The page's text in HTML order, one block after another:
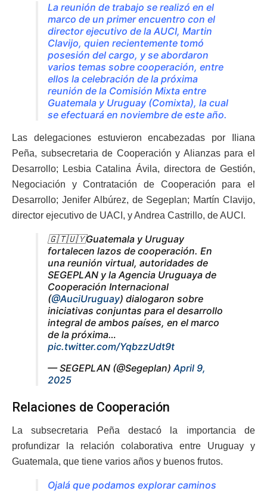
La reunión de trabajo se realizó en el
marco de un primer encuentro con el
director ejecutivo de la AUCI, Martin
Clavijo, quien recientemente tomó
posesión del cargo, y se abordaron
varios temas sobre cooperación, entre
ellos la celebración de la próxima
reunión de la Comisión Mixta entre
Guatemala y Uruguay (Comixta), la cual
se efectuará en noviembre de este año.
Las delegaciones estuvieron encabezadas por Iliana
Peña, subsecretaria de Cooperación y Alianzas para el
Desarrollo; Lesbia Catalina Ávila, directora de Gestión,
Negociación y Contratación de Cooperación para el
Desarrollo; Jenifer Albúrez, de Segeplan; Martín Clavijo,
director ejecutivo de UACI, y Andrea Castrillo, de AUCI.
🇬🇹🇺🇾Guatemala y Uruguay
fortalecen lazos de cooperación. En
una reunión virtual, autoridades de
SEGEPLAN y la Agencia Uruguaya de
Cooperación Internacional
(@AuciUruguay) dialogaron sobre
iniciativas conjuntas para el desarrollo
integral de ambos países, en el marco
de la próxima…
pic.twitter.com/YqbzzUdt9t
— SEGEPLAN (@Segeplan) April 9,
2025
Relaciones de Cooperación
La subsecretaria Peña destacó la importancia de
profundizar la relación colaborativa entre Uruguay y
Guatemala, que tiene varios años y buenos frutos.
Ojalá que podamos explorar caminos